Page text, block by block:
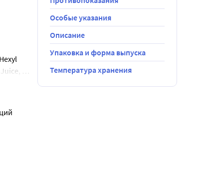
Особые указания
Описание
Упаковка и форма выпуска
Температура хранения